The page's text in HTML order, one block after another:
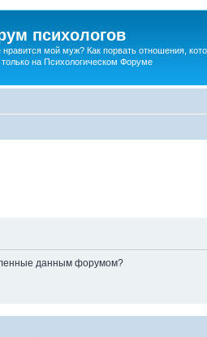
психологов
нравится мой муж? Как порвать отношения,
на Психологическом Форуме
данным форумом?